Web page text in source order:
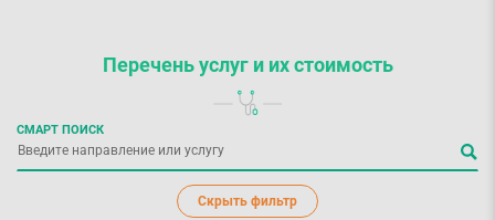
Перечень услуг и их стоимость
СМАРТ ПОИСК
Скрыть фильтр